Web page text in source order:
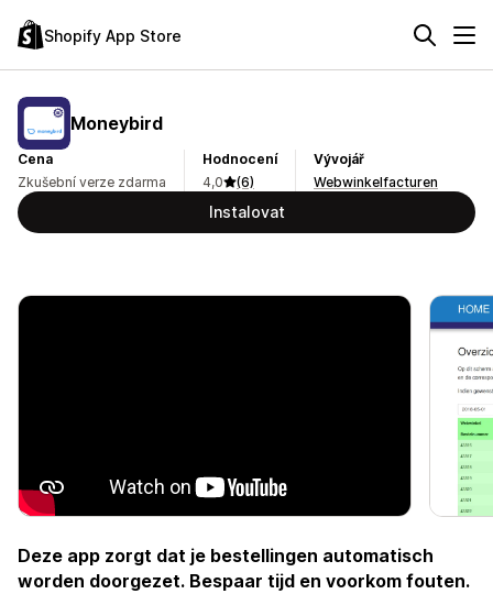
Shopify App Store
Moneybird
Cena
Zkušební verze zdarma
Hodnocení
4,0
(6)
Vývojář
Webwinkelfacturen
Instalovat
Deze app zorgt dat je bestellingen automatisch
worden doorgezet. Bespaar tijd en voorkom fouten.